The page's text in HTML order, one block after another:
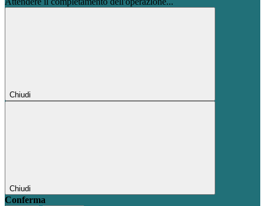
Chiudi
Chiudi
Conferma